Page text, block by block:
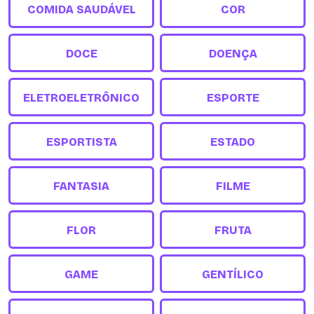
COMIDA SAUDÁVEL COR
DOCE DOENÇA
ELETROELETRÔNICO ESPORTE
ESPORTISTA ESTADO
FANTASIA FILME
FLOR FRUTA
GAME GENTÍLICO